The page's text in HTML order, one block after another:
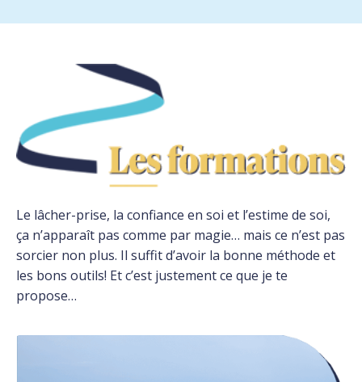
Le lâcher-prise, la confiance en soi et l’estime de soi,
ça n’apparaît pas comme par magie… mais ce n’est pas
sorcier non plus. Il suffit d’avoir la bonne méthode et
les bons outils! Et c’est justement ce que je te
propose…